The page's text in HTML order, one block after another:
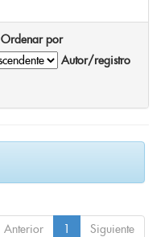
Ordenar por
Autor/registro
Anterior 1 Siguiente